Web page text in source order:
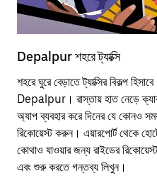
Depalpur শহরে ট্যাক্সি
শহরে ঘুরে বেড়াতে ট্যাক্সির বিকল্প
Depalpur। রাস্তায় হাত নেড়ে
অ্যাপ ব্যবহার করে দিনের যে কোনও
রিকোয়েস্ট করুন। এয়ারপোর্ট থেকে
কোথাও যাওয়ার জন্য রাইডের
এবং শুরু করতে গন্তব্য লিখুন।